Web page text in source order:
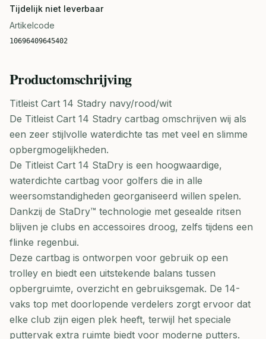
Tijdelijk niet leverbaar
Artikelcode
10696409645402
Productomschrijving
Titleist Cart 14 Stadry navy/rood/wit
De Titleist Cart 14 Stadry cartbag omschrijven wij als
een zeer stijlvolle waterdichte tas met veel en slimme
opbergmogelijkheden.
De Titleist Cart 14 StaDry is een hoogwaardige,
waterdichte cartbag voor golfers die in alle
weersomstandigheden georganiseerd willen spelen.
Dankzij de StaDry™ technologie met gesealde ritsen
blijven je clubs en accessoires droog, zelfs tijdens een
flinke regenbui.
Deze cartbag is ontworpen voor gebruik op een
trolley en biedt een uitstekende balans tussen
opbergruimte, overzicht en gebruiksgemak. De 14-
vaks top met doorlopende verdelers zorgt ervoor dat
elke club zijn eigen plek heeft, terwijl het speciale
puttervak extra ruimte biedt voor moderne putters.